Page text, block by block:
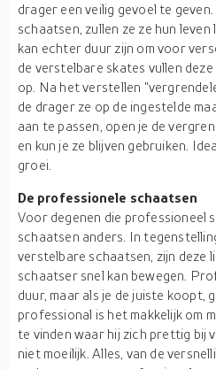
drager een veilig gevoel te
schaatsen, zullen ze ze hun
kan echter duur zijn om voor
de verstelbare skates vullen
op. Na het verstellen
de drager ze op de ingestelde
aan te passen, open je de
en kun je ze blijven gebruiken.
groei.
De professionele schaatsen
Voor degenen die professioneel
schaatsen anders. In
verstelbare schaatsen, zijn deze
schaatser snel kan bewegen.
duur, maar als je de juiste koopt,
professional is het makkelijk om
te vinden waar hij zich prettig bij
niet moeilijk. Alles, van de